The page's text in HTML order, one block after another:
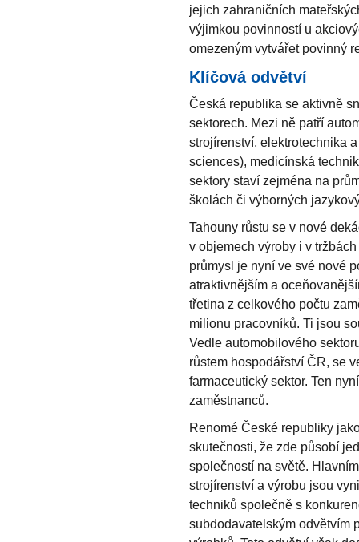
jejich zahraničních
výjimkou povinností u
omezeným vytvářet povinný
Klíčová odvětví
Česká republika se aktivně
sektorech. Mezi ně patří
strojírenství, elektrotechnika
sciences), medicínská
sektory staví zejména na
školách či výborných
Tahouny růstu se v nové
v objemech výroby i v
průmysl je nyní ve své nové
atraktivnějším a
třetina z celkového počtu
milionu pracovníků. Ti jsou
Vedle automobilového
růstem hospodářství ČR, se
farmaceutický sektor. Ten
zaměstnanců.
Renomé České republiky
skutečnosti, že zde působí
společností na světě.
strojírenství a výrobu jsou
techniků společně s
subdodavatelským odvětvím